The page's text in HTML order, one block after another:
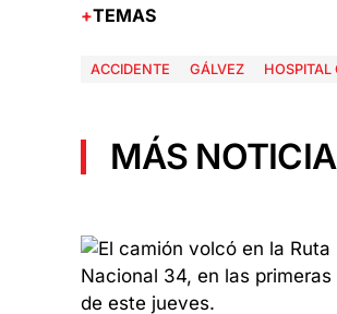
TEMAS
ACCIDENTE GÁLVEZ HOSPITAL
MÁS